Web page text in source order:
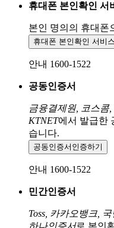
휴대폰 본인확인 서
본인 명의의 휴대폰
휴대폰 본인확인 서비스
안내 1600-1522
공동인증서
금융결제원, 코스콤
KTNET에서 발급한
습니다.
공동인증서 인증하기
안내 1600-1522
민간인증서
Toss, 카카오뱅크,